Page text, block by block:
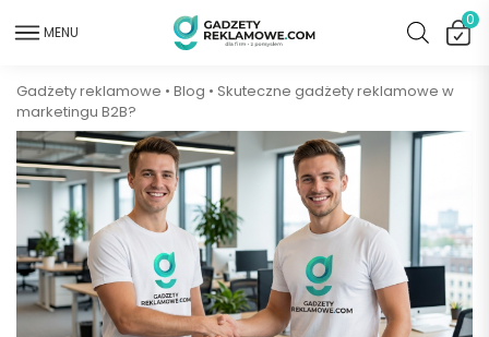
MENU
0
Gadżety reklamowe • Blog • Skuteczne gadżety reklamowe w
marketingu B2B?